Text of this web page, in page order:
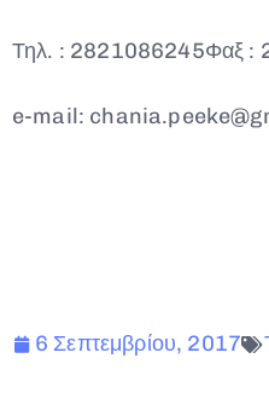
Τηλ. : 2821086245Φαξ :
e-mail:
6 Σεπτεμβρίου, 2017